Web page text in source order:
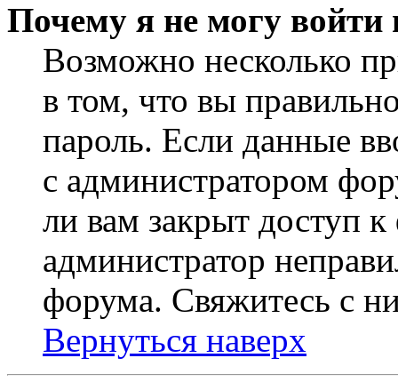
Почему я не могу войти
Возможно несколько
в том, что вы
пароль. Если данные
с администратором
ли вам закрыт доступ
администратор
форума. Свяжитесь с
Вернуться наверх